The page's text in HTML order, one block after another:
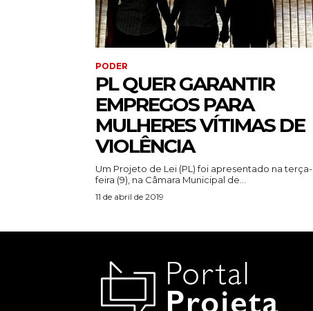
PODER
PL QUER GARANTIR
EMPREGOS PARA
MULHERES VÍTIMAS DE
VIOLÊNCIA
Um Projeto de Lei (PL) foi apresentado na terça-
feira (9), na Câmara Municipal de...
11 de abril de 2019